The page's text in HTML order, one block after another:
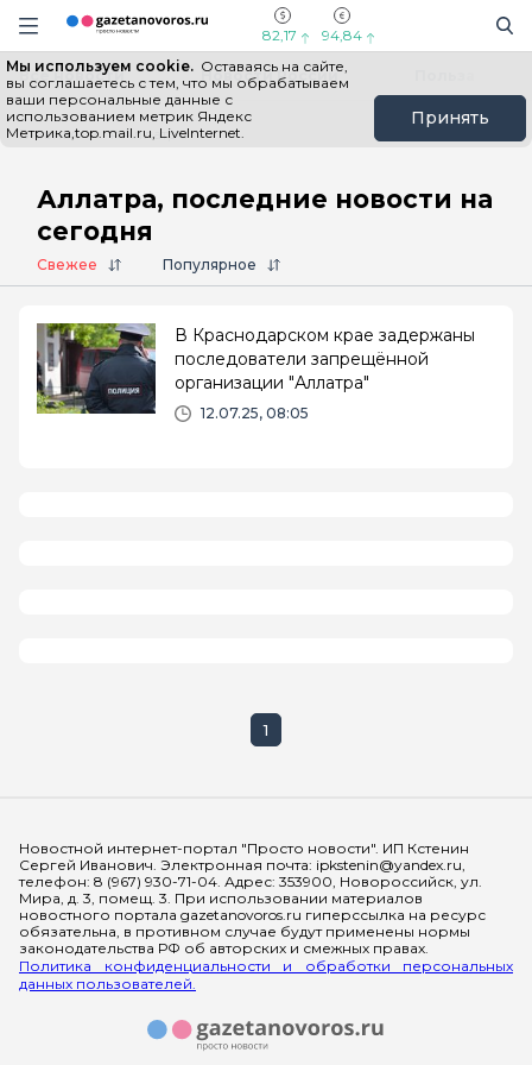
Информационный портал "ГазетаНоворос.ру"
Навигация сайта
82,17 94,84
Мы используем cookie. Оставаясь на сайте,
вы соглашаетесь с тем, что мы обрабатываем
ваши персональные данные с
использованием метрик Яндекс
Метрика,top.mail.ru, LiveInternet.
Принять
Все новости Новости России
Главная # Аллатра
Аллатра, последние новости на
сегодня
Свежее Популярное
В Краснодарском крае задержаны
последователи запрещённой
организации "Аллатра"
12.07.25, 08:05
1
Новостной интернет-портал "Просто новости". ИП Кстенин
Сергей Иванович. Электронная почта: ipkstenin@yandex.ru,
телефон: 8 (967) 930-71-04. Адрес: 353900, Новороссийск, ул.
Мира, д. 3, помещ. 3. При использовании материалов
новостного портала gazetanovoros.ru гиперссылка на ресурс
обязательна, в противном случае будут применены нормы
законодательства РФ об авторских и смежных правах.
Политика конфиденциальности и обработки персональных
данных пользователей.